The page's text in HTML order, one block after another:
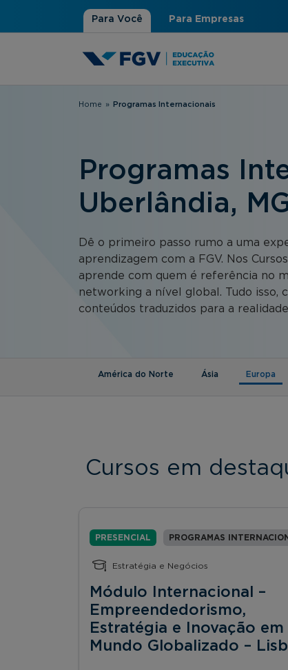
Para Você Para Empresas
Você está aqui
Home » Programas Internacionais
Programas
Uberlândia,
Dê o primeiro passo rumo a uma
aprendizagem com a FGV. Nos
aprende com quem é referência no
networking a nível global. Tudo isso,
conteúdos traduzidos para a realidade
América do Norte Ásia Europa
Cursos em
PRESENCIAL PROGRAMAS
Estratégia e Negócios
Módulo Internacional –
Empreendedorismo,
Estratégia e Inovação em
Mundo Globalizado –